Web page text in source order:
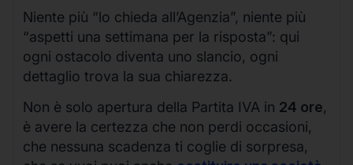
Niente più “lo chieda all’Agenzia”, niente più
“aspetti una settimana per la risposta”: qui
ogni ostacolo diventa uno slancio, ogni
dettaglio trova la sua chiarezza.
Non è solo apertura della Partita IVA in 24 ore,
è avere la certezza che non perdi occasioni,
che nessuna scadenza ti coglie di sorpresa,